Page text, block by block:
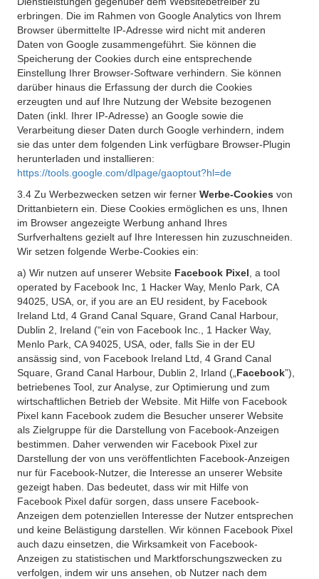
erbringen. Die im Rahmen von Google Analytics von Ihrem
Browser übermittelte IP-Adresse wird nicht mit anderen
Daten von Google zusammengeführt. Sie können die
Speicherung der Cookies durch eine entsprechende
Einstellung Ihrer Browser-Software verhindern. Sie können
darüber hinaus die Erfassung der durch die Cookies
erzeugten und auf Ihre Nutzung der Website bezogenen
Daten (inkl. Ihrer IP-Adresse) an Google sowie die
Verarbeitung dieser Daten durch Google verhindern, indem
sie das unter dem folgenden Link verfügbare Browser-Plugin
herunterladen und installieren:
https://tools.google.com/dlpage/gaoptout?hl=de
3.4 Zu Werbezwecken setzen wir ferner Werbe-Cookies von
Drittanbietern ein. Diese Cookies ermöglichen es uns, Ihnen
im Browser angezeigte Werbung anhand Ihres
Surfverhaltens gezielt auf Ihre Interessen hin zuzuschneiden.
Wir setzen folgende Werbe-Cookies ein:
a) Wir nutzen auf unserer Website Facebook Pixel , a tool
operated by Facebook Inc, 1 Hacker Way, Menlo Park, CA
94025, USA, or, if you are an EU resident, by Facebook
Ireland Ltd, 4 Grand Canal Square, Grand Canal Harbour,
Dublin 2, Ireland (“ein von Facebook Inc., 1 Hacker Way,
Menlo Park, CA 94025, USA, oder, falls Sie in der EU
ansässig sind, von Facebook Ireland Ltd, 4 Grand Canal
Square, Grand Canal Harbour, Dublin 2, Irland („ Facebook”),
betriebenes Tool, zur Analyse, zur Optimierung und zum
wirtschaftlichen Betrieb der Website. Mit Hilfe von Facebook
Pixel kann Facebook zudem die Besucher unserer Website
als Zielgruppe für die Darstellung von Facebook-Anzeigen
bestimmen. Daher verwenden wir Facebook Pixel zur
Darstellung der von uns veröffentlichten Facebook-Anzeigen
nur für Facebook-Nutzer, die Interesse an unserer Website
gezeigt haben. Das bedeutet, dass wir mit Hilfe von
Facebook Pixel dafür sorgen, dass unsere Facebook-
Anzeigen dem potenziellen Interesse der Nutzer entsprechen
und keine Belästigung darstellen. Wir können Facebook Pixel
auch dazu einsetzen, die Wirksamkeit von Facebook-
Anzeigen zu statistischen und Marktforschungszwecken zu
verfolgen, indem wir uns ansehen, ob Nutzer nach dem